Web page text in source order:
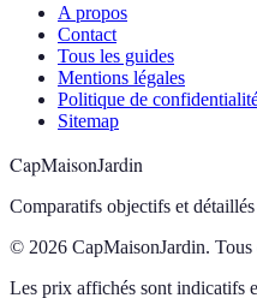
A propos
Contact
Tous les guides
Mentions légales
Politique de
Sitemap
CapMaisonJardin
Comparatifs objectifs et détaillés
© 2026 CapMaisonJardin. Tous
Les prix affichés sont indicatifs